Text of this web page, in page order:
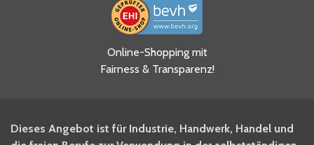
Ja, ich habe die
Datenschutzhinweise gelesen
und akzeptiere diese.
BITO Newsletter Fachwissen
Online-Shopping mit
Fairness & Transparenz!
Dieses Angebot ist für Industrie, Handwerk, Handel und